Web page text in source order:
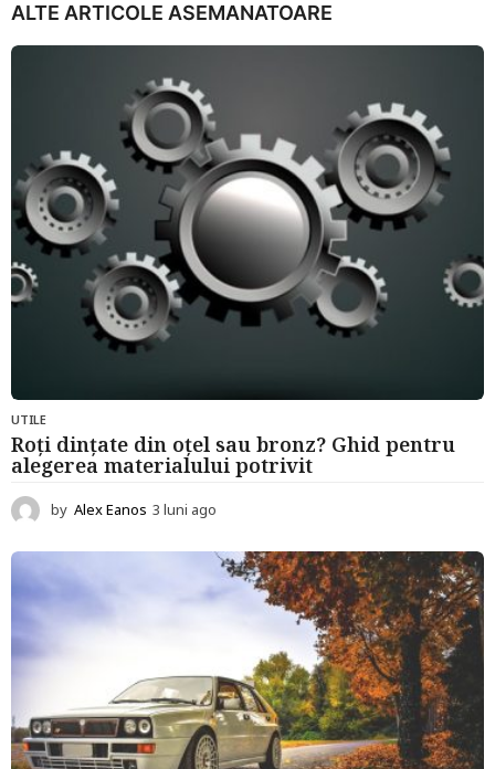
ALTE ARTICOLE ASEMANATOARE
UTILE
Roți dințate din oțel sau bronz? Ghid pentru
alegerea materialului potrivit
by Alex Eanos 3 luni ago
u
n